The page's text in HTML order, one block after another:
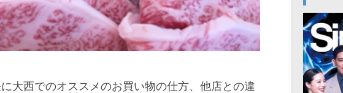
大西でのオススメのお買い物の仕方、他店との違